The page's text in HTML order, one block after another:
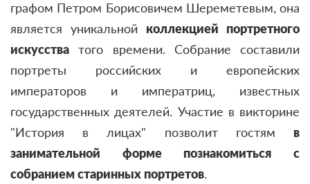
графом Петром Борисовичем Шереметевым, она
является уникальной коллекцией портретного
искусства того времени. Собрание составили
портреты российских и европейских
императоров и императриц, известных
государственных деятелей. Участие в викторине
"История в лицах" позволит гостям в
занимательной форме познакомиться с
собранием старинных портретов.